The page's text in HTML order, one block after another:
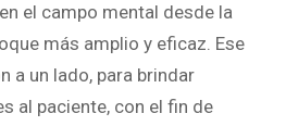
el campo mental desde la
más amplio y eficaz. Ese
a un lado, para brindar
al paciente, con el fin de